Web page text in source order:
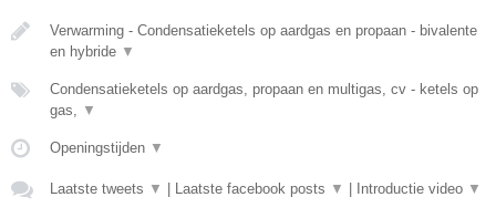
Verwarming - Condensatieketels op aardgas en propaan - bivalente
en hybride ▼
Condensatieketels op aardgas, propaan en multigas, cv - ketels op
gas, ▼
Openingstijden ▼
Laatste tweets ▼ Laatste facebook posts ▼ Introductie video ▼